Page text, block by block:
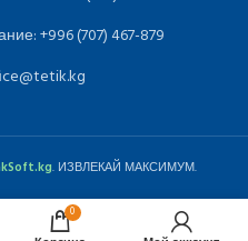
+996 (707) 467-879
. ИЗВЛЕКАЙ МАКСИМУМ.
0